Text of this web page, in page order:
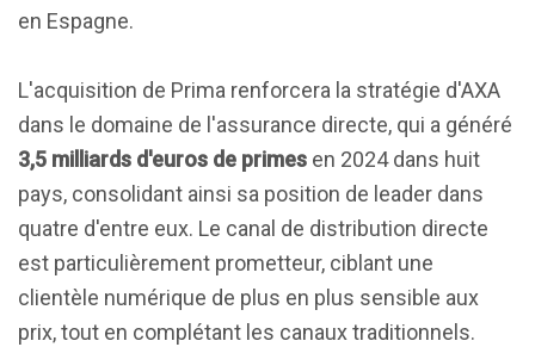
en Espagne.
L'acquisition de Prima renforcera la stratégie d'AXA
dans le domaine de l'assurance directe, qui a généré
3,5 milliards d'euros de primes en 2024 dans huit
pays, consolidant ainsi sa position de leader dans
quatre d'entre eux. Le canal de distribution directe
est particulièrement prometteur, ciblant une
clientèle numérique de plus en plus sensible aux
prix, tout en complétant les canaux traditionnels.